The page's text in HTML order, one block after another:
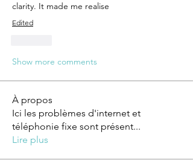
clarity. It made me realise
Edited
Show more comments
À propos
Ici les problèmes d'internet et
téléphonie fixe sont présent...
Lire plus